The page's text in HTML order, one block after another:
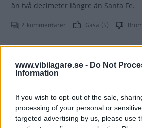
www.vibilagare.se - Do Not
Information
If you wish to opt-out of the sale,
processing of your personal or
targeted advertising by us, please use
än två decimeter längre än Santa Fe.
2 kommentarer Gasa (5)
Hyundai återkallar 220
000
återkalla 220 000 bilar i USA på
bilarnas luftkuddar.